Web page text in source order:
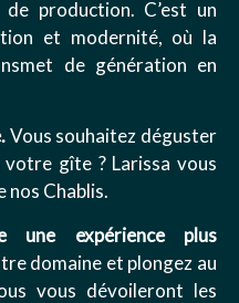
production. C’est un
et modernité, où la
de génération en
Vous souhaitez déguster
gîte ? Larissa vous
nos Chablis.
une expérience plus
domaine et plongez au
vous dévoileront les